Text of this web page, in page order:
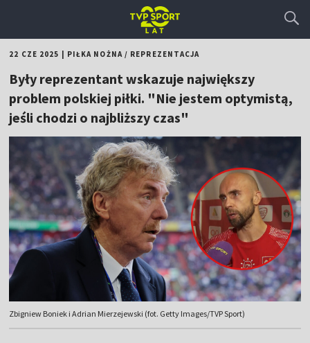
22 CZE 2025 PIŁKA NOŻNA/ REPREZENTACJA
Były reprezentant wskazuje największy
problem polskiej piłki. "Nie jestem optymistą,
jeśli chodzi o najbliższy czas"
Zbigniew Boniek i Adrian Mierzejewski (fot. Getty Images/TVP Sport)